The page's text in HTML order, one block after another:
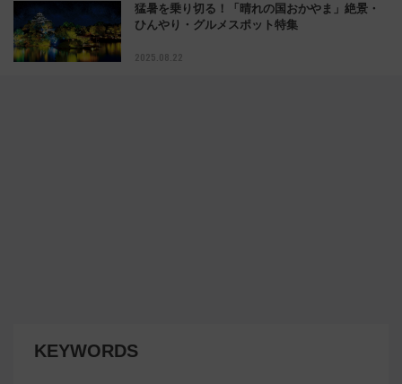
猛暑を乗り切る！「晴れの国おかやま」絶景・
ひんやり・グルメスポット特集
2025.08.22
KEYWORDS